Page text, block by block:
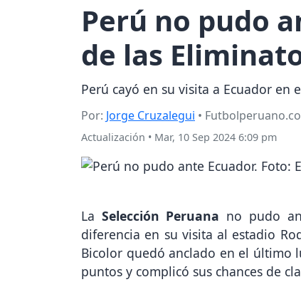
Perú no pudo
de las
Perú cayó en su visita a Ecuador en
Por: Jorge Cruzalegui •
Actualización • Mar, 10 Sep 2024 6:09 pm
La Selección Peruana no pudo
diferencia en su visita al estadio
Bicolor quedó anclado en el último
puntos y complicó sus chances de